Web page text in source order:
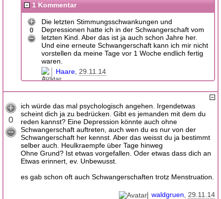
1 Kommentar
0
Die letzten Stimmungsschwankungen und
Depressionen hatte ich in der Schwangerschaft vom
letzten Kind. Aber das ist ja auch schon Jahre her.
Und eine erneute Schwangerschaft kann ich mir nicht
vorstellen da meine Tage vor 1 Woche endlich fertig
waren.
Haare 29.11.14
0
ich würde das mal psychologisch angehen. Irgendetwas
scheint dich ja zu bedrücken. Gibt es jemanden mit dem du
reden kannst? Eine Depression könnte auch ohne
Schwangerschaft auftreten, auch wen du es nur von der
Schwangerschaft her kennst. Aber das weisst du ja bestimmt
selber auch. Heulkraempfe über Tage hinweg
Ohne Grund? Ist etwas vorgefallen. Oder etwas dass dich an
Etwas erinnert, ev. Unbewusst.
es gab schon oft auch Schwangerschaften trotz Menstruation.
waldgruen
29.11.14